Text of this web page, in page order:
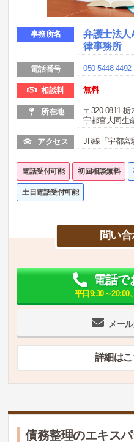
事務所名
弁護士法
律事務所
電話番号 050-5448-4492
相談料 無料
所在地
〒320-0811
宇都宮大同生
アクセス JR線「宇都宮
電話受付可能 初回相談無料
土日電話受付可能
問い
メー
電話で
平日9:30～20:00
詳細はこ
債務整理のエキス